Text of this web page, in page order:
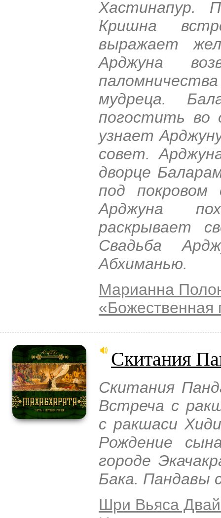
Хастинапур.
Кришна
выражает
Арджуна
мудреца.
погостить во
узнает
совет.
дворце
под покровом
Арджуна
раскрывает
Свадьба
Абхиманью.
Марианна
«Божественная
Скитания
Скитания
Встреча с
с ракшаси
Рождение
городе
Бака. Пандавы
Шри Вьяса